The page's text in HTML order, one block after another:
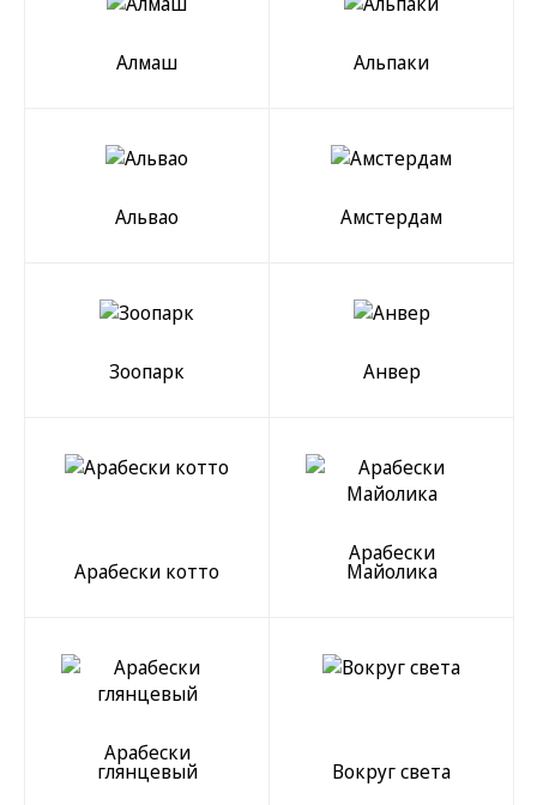
Алмаш Альпаки
Альвао Амстердам
Зоопарк Анвер
Арабески котто
Арабески
Майолика
Арабески
глянцевый Вокруг света